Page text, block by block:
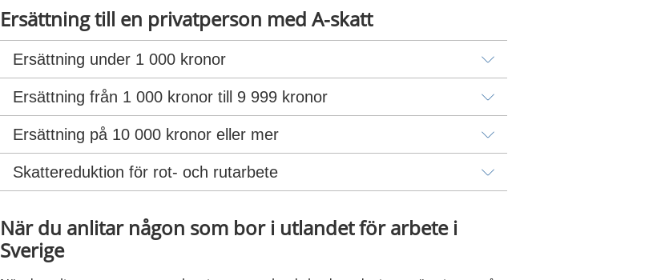
Ersättning till en privatperson med A-skatt
Ersättning under 1 000 kronor
Ersättning från 1 000 kronor till 9 999 kronor
Ersättning på 10 000 kronor eller mer
Skattereduktion för rot- och rutarbete
När du anlitar någon som bor i utlandet för arbete i
Sverige